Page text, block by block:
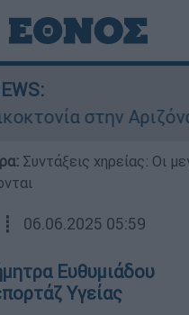
στην Αριζόνα:
Συντάξεις χηρείας: Οι
┋ 06.06.2025 05:59
Ευθυμιάδου
Υγείας